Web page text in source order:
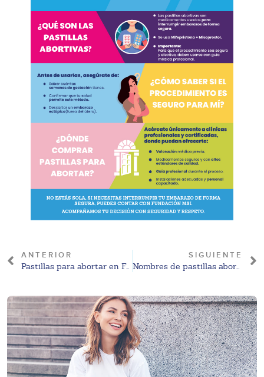
ANTERIOR
Pastillas para abortar en Farmacias Similares: lo que debes saber
SIGUIENTE
Nombres de pastillas abortivas: guía informativa